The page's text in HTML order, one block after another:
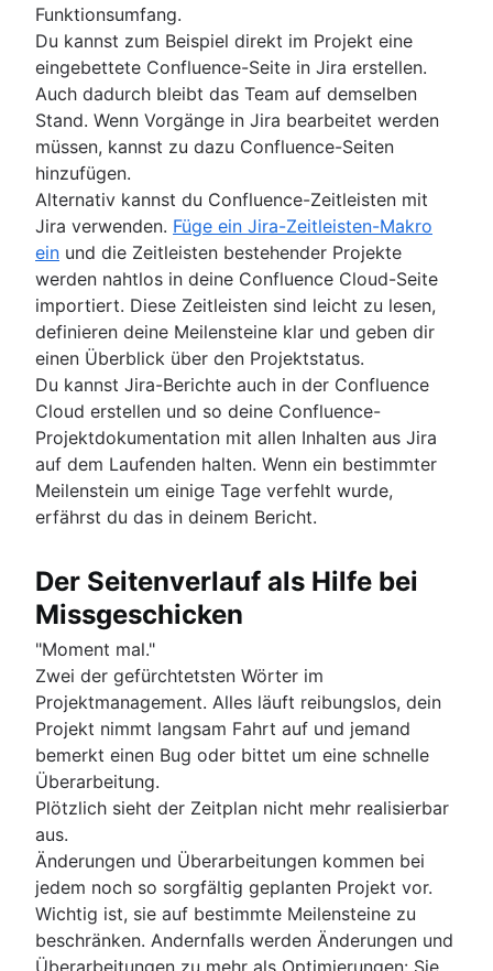
Funktionsumfang.
Du kannst zum Beispiel direkt im Projekt eine
eingebettete Confluence-Seite in Jira erstellen.
Auch dadurch bleibt das Team auf demselben
Stand. Wenn Vorgänge in Jira bearbeitet werden
müssen, kannst zu dazu Confluence-Seiten
hinzufügen.
Alternativ kannst du Confluence-Zeitleisten mit
Jira verwenden. Füge ein Jira-Zeitleisten-Makro
ein und die Zeitleisten bestehender Projekte
werden nahtlos in deine Confluence Cloud-Seite
importiert. Diese Zeitleisten sind leicht zu lesen,
definieren deine Meilensteine klar und geben dir
einen Überblick über den Projektstatus.
Du kannst Jira-Berichte auch in der Confluence
Cloud erstellen und so deine Confluence-
Projektdokumentation mit allen Inhalten aus Jira
auf dem Laufenden halten. Wenn ein bestimmter
Meilenstein um einige Tage verfehlt wurde,
erfährst du das in deinem Bericht.
Der Seitenverlauf als Hilfe bei
Missgeschicken
"Moment mal."
Zwei der gefürchtetsten Wörter im
Projektmanagement. Alles läuft reibungslos, dein
Projekt nimmt langsam Fahrt auf und jemand
bemerkt einen Bug oder bittet um eine schnelle
Überarbeitung.
Plötzlich sieht der Zeitplan nicht mehr realisierbar
aus.
Änderungen und Überarbeitungen kommen bei
jedem noch so sorgfältig geplanten Projekt vor.
Wichtig ist, sie auf bestimmte Meilensteine zu
beschränken. Andernfalls werden Änderungen und
Überarbeitungen zu mehr als Optimierungen: Sie